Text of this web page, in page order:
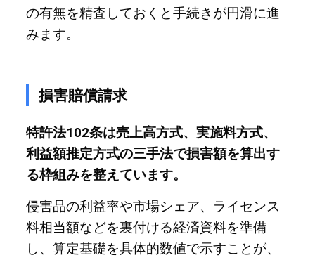
の有無を精査しておくと手続きが円滑に進
みます。
損害賠償請求
特許法102条は売上高方式、実施料方式、
利益額推定方式の三手法で損害額を算出す
る枠組みを整えています。
侵害品の利益率や市場シェア、ライセンス
料相当額などを裏付ける経済資料を準備
し、算定基礎を具体的数値で示すことが、